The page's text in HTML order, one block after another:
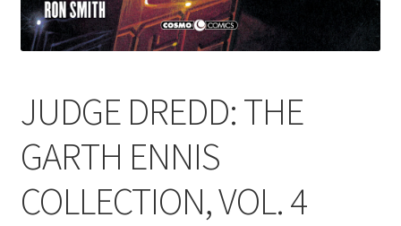
JUDGE DREDD: THE
GARTH ENNIS
COLLECTION, VOL. 4